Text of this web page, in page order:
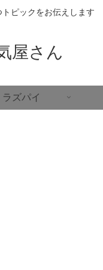
ピックをお伝えします
屋さん
ラズパイ